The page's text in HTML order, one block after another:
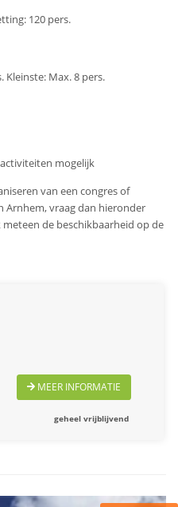
120 pers.
Kleinste: Max. 8 pers.
mogelijk
van een congres of
Arnhem, vraag dan hieronder
de beschikbaarheid op de
MEER INFORMATIE
geheel vrijblijvend